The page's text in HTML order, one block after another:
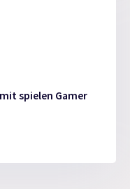
spielen Gamer